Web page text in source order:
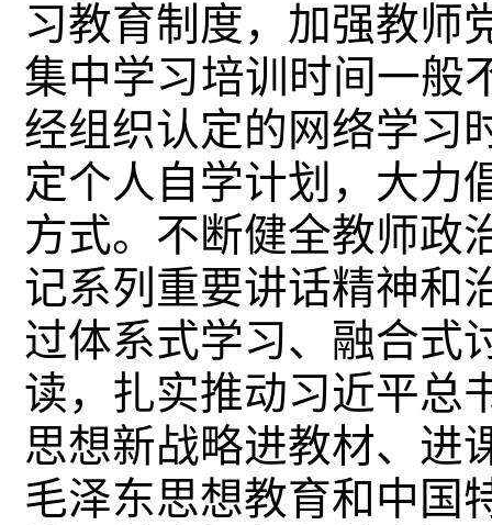
习教育制度，加强教师
集中学习培训时间一般
经组织认定的网络学习
定个人自学计划，大力
方式。不断健全教师政
记系列重要讲话精神和
过体系式学习、融合式
读，扎实推动习近平总
思想新战略进教材、进
毛泽东思想教育和中国